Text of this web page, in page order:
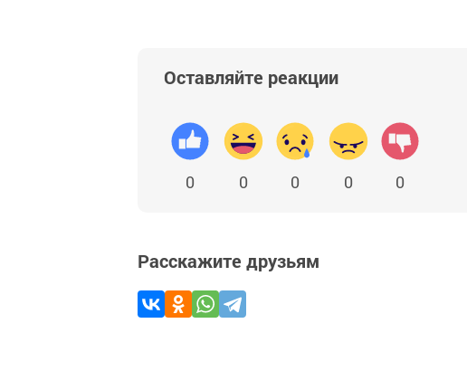
Оставляйте реакции
0 0 0 0 0
Расскажите друзьям